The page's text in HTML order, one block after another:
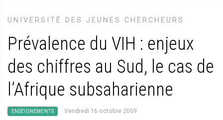
UNIVERSITÉ DES JEUNES CHERCHEURS
Prévalence du VIH : enjeux
des chiffres au Sud, le cas de
l’Afrique subsaharienne
ENSEIGNEMENTS Vendredi 16 octobre 2009